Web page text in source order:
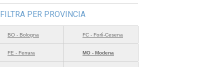
FILTRA PER PROVINCIA
BO - Bologna FC - Forlì-Cesena
FE - Ferrara MO - Modena